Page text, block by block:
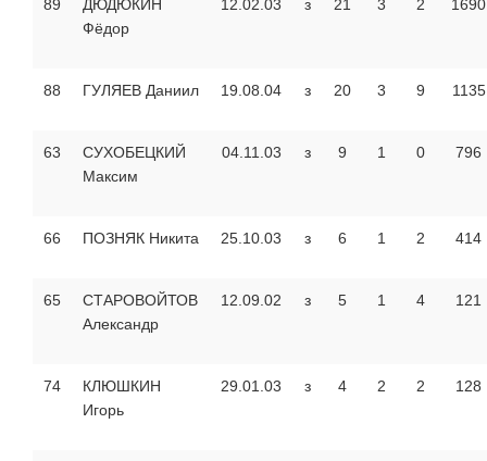
89
ДЮДЮКИН
Фёдор
12.02.03 з 21 3 2 1690
88 ГУЛЯЕВ Даниил 19.08.04 з 20 3 9 1135
63
СУХОБЕЦКИЙ
Максим
04.11.03 з 9 1 0 796
66 ПОЗНЯК Никита 25.10.03 з 6 1 2 414
65
СТАРОВОЙТОВ
Александр
12.09.02 з 5 1 4 121
74
КЛЮШКИН
Игорь
29.01.03 з 4 2 2 128